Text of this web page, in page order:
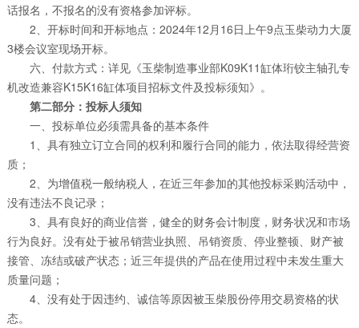
话报名，不报名的没有资格参加评标。
2、开标时间和开标地点：2024年12月16日上午9点玉柴动力大厦
3楼会议室现场开标。
六、付款方式：详见《玉柴制造事业部K09K11缸体珩铰主轴孔专
机改造兼容K15K16缸体项目招标文件及投标须知》。
第二部分：投标人须知
一、投标单位必须需具备的基本条件
1、具有独立订立合同的权利和履行合同的能力，依法取得经营资
质；
2、为增值税一般纳税人，在近三年参加的其他投标采购活动中，
没有违法不良记录；
3、具有良好的商业信誉，健全的财务会计制度，财务状况和市场
行为良好。没有处于被吊销营业执照、吊销资质、停业整顿、财产被
接管、冻结或破产状态；近三年提供的产品在使用过程中未发生重大
质量问题；
4、没有处于因违约、诚信等原因被玉柴股份停用交易资格的状
态。